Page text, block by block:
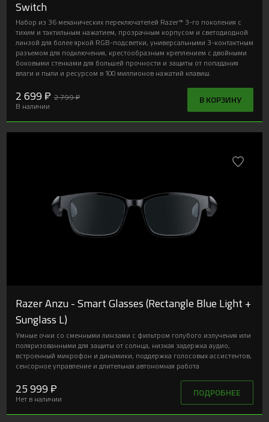
Switch
Набор из 36 механических переключателей Razer™ 3-го поколения с
тихим и тактильным нажатием, прозрачным корпусом и светодиодной
линзой для более яркой RGB-подсветки, универсальными 3-контактным
разъемом для подключения, крестообразным креплением с двойными
боковыми стенками для большей прочности и защиты от попадания
влаги и пыли и ресурсом в 100 миллионов нажатий клавиш.
2 699 ₽ 2 799 ₽
В наличии
В КОРЗИНУ
Razer Anzu - Smart Glasses (Rectangle Blue Light +
Sunglass L)
Умные очки со сменными линзами с фильтром голубого излучения или
поляризованными для защиты от солнца, низкая задержка аудио,
встроенный микрофон и динамики, поддержка голосовых ассистентов,
сенсорное управление и длительная автономная работа
25 999 ₽
Нет в наличии
ПОДРОБНЕЕ